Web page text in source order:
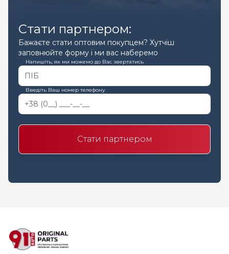
Стати партнером:
Бажаєте стати оптовим покупцем? Хутчіш
заповнюйте форму і ми вас наберемо
Напишіть, як ми можемо до Вас звертатись
Введіть Ваш номер телефону
Стати партнером